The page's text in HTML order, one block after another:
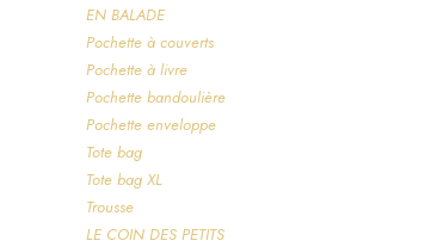
EN BALADE
Pochette à couverts
Pochette à livre
Pochette bandoulière
Pochette enveloppe
Tote bag
Tote bag XL
Trousse
LE COIN DES PETITS